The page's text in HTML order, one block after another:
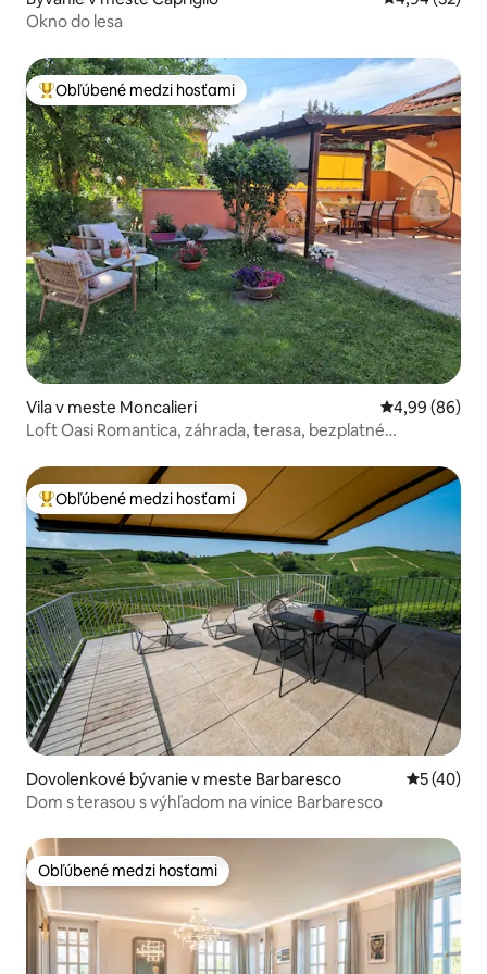
Okno do lesa
Najobľúbenejšie medzi hosťami
Obľúbené medzi hosťami
Vila v meste Moncalieri Priemerné
4,99 (86)
Loft Oasi Romantica, záhrada, terasa, bezplatné
Najobľúbenejšie medzi hosťami
Obľúbené medzi hosťami
Dovolenkové bývanie v meste Barbaresco
5 (40)
Dom s terasou s výhľadom na vinice Barbaresco
Obľúbené medzi hosťami
Obľúbené medzi hosťami